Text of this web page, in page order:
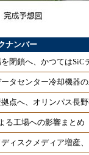
ナンバー
閉鎖へ、かつてはSiC
タセンター冷却機器
点へ、オリンパス長
る工場への影響まとめ
ィスクメディア増産